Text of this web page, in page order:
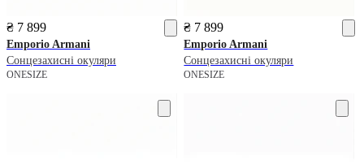
₴ 7 899
Emporio Armani
Сонцезахисні окуляри
ONESIZE
₴ 7 899
Emporio Armani
Сонцезахисні окуляри
ONESIZE